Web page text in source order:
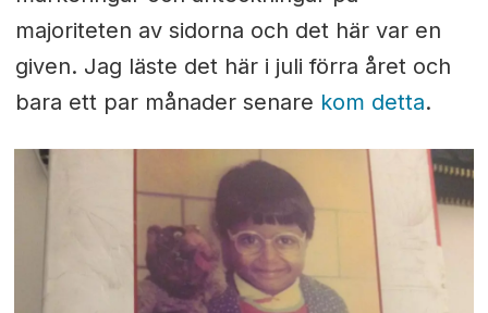
majoriteten av sidorna och det här var en
given. Jag läste det här i juli förra året och
bara ett par månader senare kom detta.